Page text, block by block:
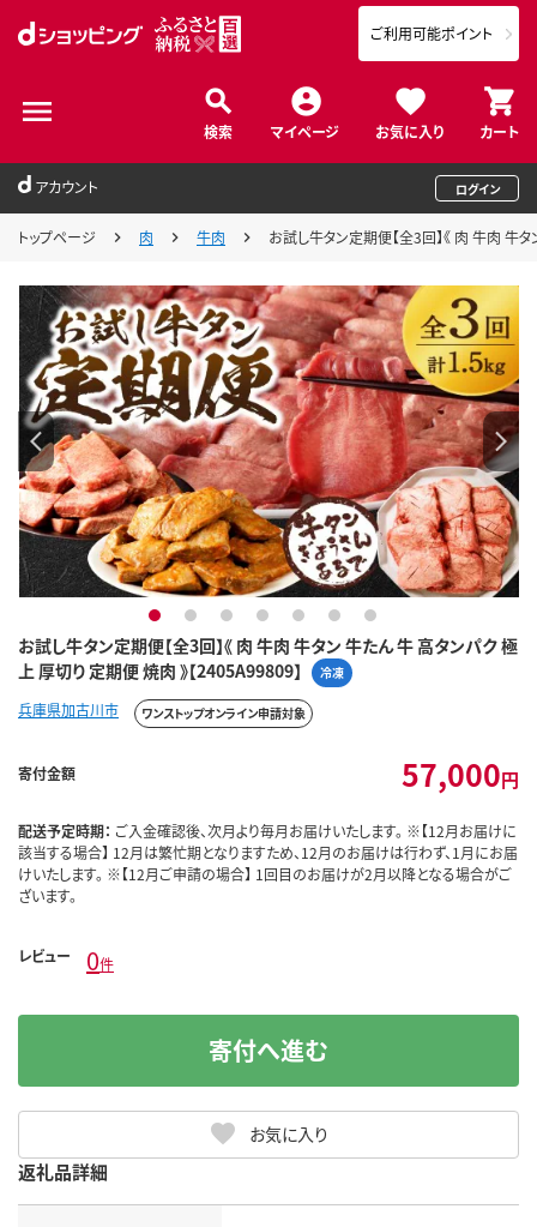
検索 マイページ お気に入り カート
ご利用可能ポイント
アカウント ログイン
トップページ 肉 牛肉 お試し牛タン定期便【全3回】《 肉 牛肉 牛
お試し牛タン定期便【全3回】《 肉 牛肉 牛タン 牛たん 牛 高タンパク 極
上 厚切り 定期便 焼肉 》【2405A99809】
冷凍
1 2 3 4 5 6 7
兵庫県加古川市 ワンストップオンライン申請対象
寄付金額 57,000円
配送予定時期： ご入金確認後、次月より毎月お届けいたします。 ※【12月お届けに
該当する場合】 12月は繁忙期となりますため、12月のお届けは行わず、1月にお届
けいたします。 ※【12月ご申請の場合】 1回目のお届けが2月以降となる場合がご
ざいます。
レビュー 0件
お気に入り
寄付へ進む
返礼品詳細